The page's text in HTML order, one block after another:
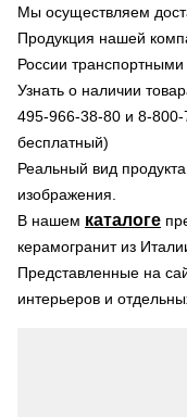
Мы осуществляем
Продукция нашей
России
Узнать о наличии
495-966-38-80 и 8-800-
бесплатный)
Реальный вид
изображения.
В нашем каталоге
керамогранит из
Представленные на
интерьеров и